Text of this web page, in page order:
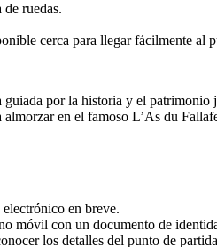
ruedas.
cerca para llegar fácilmente al
por la historia y el patrimonio
en el famoso L’As du
en breve.
móvil con un documento de
los detalles del punto de